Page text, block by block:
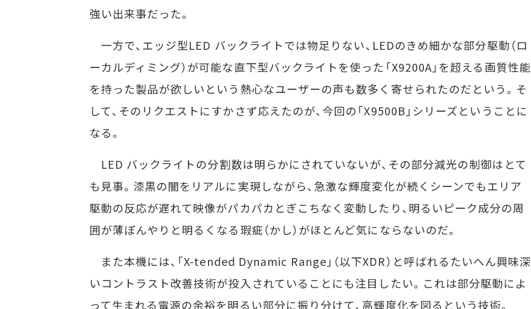
強い出来事だった。
一方で、エッジ型LED バックライトでは物足りない、LEDのきめ細かな部分駆動（ロ
ーカルディミング）が可能な直下型バックライトを使った「X9200A」を超える画質性能
を持った製品が欲しいという熱心なユーザーの声も数多く寄せられたのだという。そ
して、そのリクエストにすかさず応えたのが、今回の「X9500B」シリーズということに
なる。
LED バックライトの分割数は明らかにされていないが、その部分減光の制御はとて
も見事。漆黒の闇をリアルに実現しながら、急激な輝度変化が続くシーンでもエリア
駆動の反応が遅れて映像がパカパカとぎこちなく変動したり、明るいピーク成分の周
囲が薄ぼんやりと明るくなる瑕疵（かし）がほとんど気にならないのだ。
また本機には、「X-tended Dynamic Range」（以下XDR）と呼ばれるたいへん興味深
いコントラスト改善技術が投入されていることにも注目したい。これは部分駆動によ
って生まれる電源の余裕を明るい部分に振り分けて、高輝度化を図るという技術。